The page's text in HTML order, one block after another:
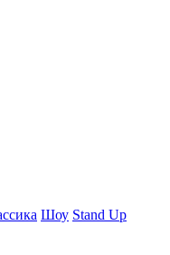
Шоу Stand Up